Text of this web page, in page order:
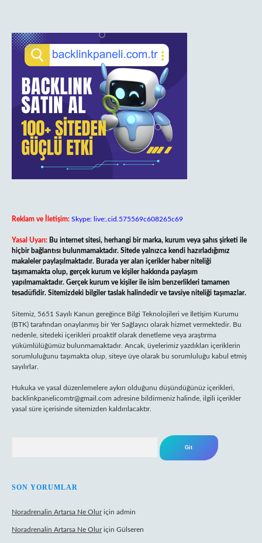
Reklam ve İletişim: Skype: live:.cid.575569c608265c69
Yasal Uyarı: Bu internet sitesi, herhangi bir marka, kurum veya şahıs şirketi ile
hiçbir bağlantısı bulunmamaktadır. Sitede yalnızca kendi hazırladığımız
makaleler paylaşılmaktadır. Burada yer alan içerikler haber niteliği
taşımamakta olup, gerçek kurum ve kişiler hakkında paylaşım
yapılmamaktadır. Gerçek kurum ve kişiler ile isim benzerlikleri tamamen
tesadüfidir. Sitemizdeki bilgiler taslak halindedir ve tavsiye niteliği taşımazlar.
Sitemiz, 5651 Sayılı Kanun gereğince Bilgi Teknolojileri ve İletişim Kurumu
(BTK) tarafından onaylanmış bir Yer Sağlayıcı olarak hizmet vermektedir. Bu
nedenle, sitedeki içerikleri proaktif olarak denetleme veya araştırma
yükümlülüğümüz bulunmamaktadır. Ancak, üyelerimiz yazdıkları içeriklerin
sorumluluğunu taşımakta olup, siteye üye olarak bu sorumluluğu kabul etmiş
sayılırlar.
Hukuka ve yasal düzenlemelere aykırı olduğunu düşündüğünüz içerikleri,
backlinkpanelicomtr@gmail.com adresine bildirmeniz halinde, ilgili içerikler
yasal süre içerisinde sitemizden kaldırılacaktır.
SON YORUMLAR
Noradrenalin Artarsa Ne Oluriçin admin
Noradrenalin Artarsa Ne Oluriçin Gülseren